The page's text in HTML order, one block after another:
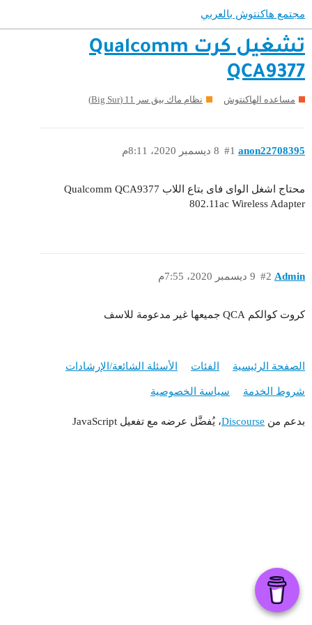
مجتمع هاكنتوش بالعربي
تشغيل كرت Qualcomm
QCA9377
مساعده الهاكنتوش نظام ماك بيق سر 11 (Big Sur)
anon22708395 8 ديسمبر 2020، 8:11م #1
محتاج اشغل الواى فاى بتاع اللاب Qualcomm QCA9377
802.11ac Wireless Adapter
Admin 9 ديسمبر 2020، 7:55م #2
كروت كوالكم QCA جميعها غير مدعومة للاسف
الصفحة الرئيسية الفئات الأسئلة الشائعة/الإرشادات
شروط الخدمة سياسة الخصوصية
بدعم من Discourse، يُفضَّل عرضه مع تفعيل JavaScript